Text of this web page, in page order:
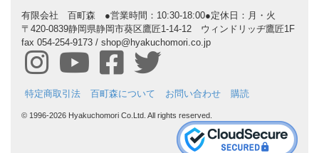
有限会社 百町森 ●営業時間：10:30-18:00●定休日：月・火
〒420-0839静岡県静岡市葵区鷹匠1-14-12 ウィンドリッヂ鷹匠1F
fax 054-254-9173 / shop@hyakuchomori.co.jp
特定商取引法 百町森について お問い合わせ 購読
© 1996-2026 Hyakuchomori Co.Ltd. All rights reserved.